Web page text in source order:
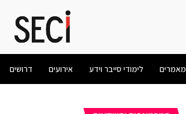
מאמרים לימודי סייבר וידע אירועים דרושים